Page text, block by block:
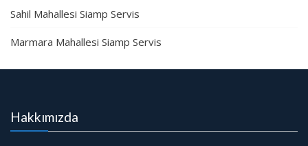
Sahil Mahallesi Siamp Servis
Marmara Mahallesi Siamp Servis
Hakkımızda